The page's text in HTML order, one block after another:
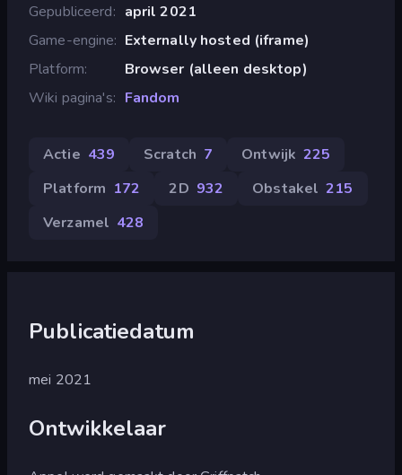
Gepubliceerd
april 2021
Game-engine
Externally hosted (iframe)
Platform
Browser (alleen desktop)
Wiki pagina's
Fandom
Actie 439 Scratch 7 Ontwijk 225
Platform 172 2D 932 Obstakel 215
Verzamel 428
Publicatiedatum
mei 2021
Ontwikkelaar